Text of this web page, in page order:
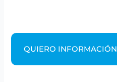
QUIERO INFORMACIÓN